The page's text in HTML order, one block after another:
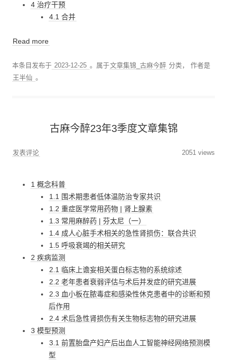
4 治疗干预
4.1 合并
Read more
本条目发布于 2023-12-25 。属于文章集锦_古麻今醉 分类，作者是
王半仙 。
古麻今醉23年3季度文章集锦
发表评论 2051 views
1 概念科普
1.1 围术期患者低体温防治专家共识
1.2 重症医学常用药物 | 肾上腺素
1.3 常用麻醉药 | 芬太尼（一）
1.4 成人心脏手术相关的急性肾损伤：联合共识
1.5 呼吸衰竭的相关研究
2 疾病监测
2.1 临床上谵妄相关蛋白标志物的系统综述
2.2 老年患者衰弱评估与术后并发症的研究进展
2.3 血小板在脓毒症和感染性休克患者中的诊断和预
后作用
2.4 术后急性肾损伤有关生物标志物的研究进展
3 模型预测
3.1 前置胎盘产妇产后出血人工智能神经网络预测模
型